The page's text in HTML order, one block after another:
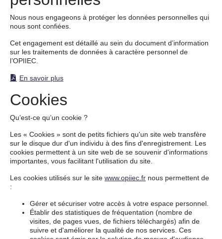
Nous nous engageons à protéger les données personnelles qui
nous sont confiées.
Cet engagement est détaillé au sein du document d’information
sur les traitements de données à caractère personnel de
l’OPIIEC.
En savoir plus
Cookies
Qu’est-ce qu’un cookie ?
Les « Cookies » sont de petits fichiers qu'un site web transfère
sur le disque dur d'un individu à des fins d'enregistrement. Les
cookies permettent à un site web de se souvenir d'informations
importantes, vous facilitant l'utilisation du site.
Les cookies utilisés sur le site www.opiiec.fr nous permettent de
:
Gérer et sécuriser votre accès à votre espace personnel.
Établir des statistiques de fréquentation (nombre de
visites, de pages vues, de fichiers téléchargés) afin de
suivre et d'améliorer la qualité de nos services. Ces